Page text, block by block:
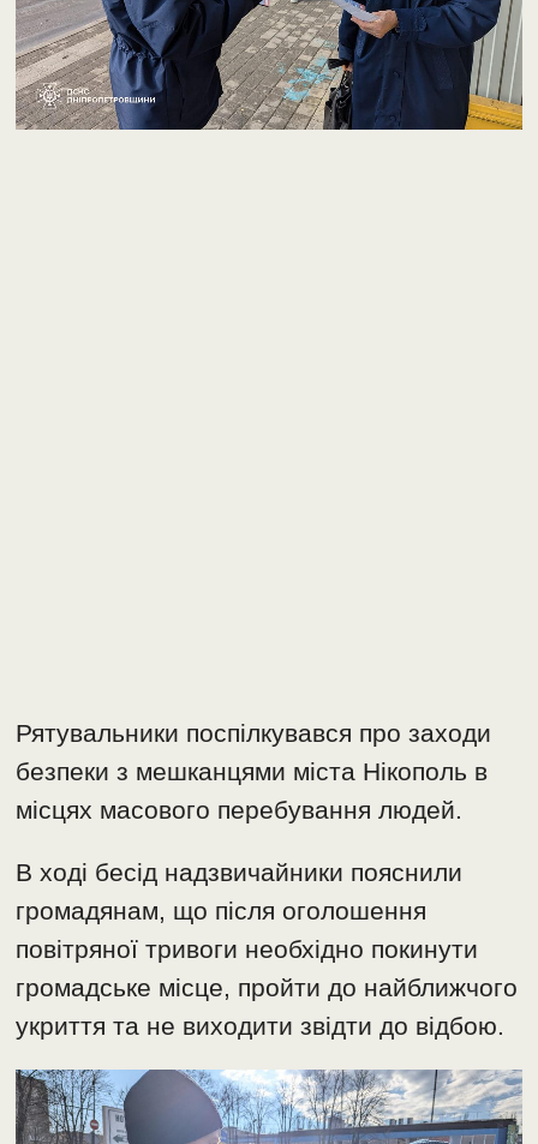
Рятувальники поспілкувався про заходи
безпеки з мешканцями міста Нікополь в
місцях масового перебування людей.
В ході бесід надзвичайники пояснили
громадянам, що після оголошення
повітряної тривоги необхідно покинути
громадське місце, пройти до найближчого
укриття та не виходити звідти до відбою.